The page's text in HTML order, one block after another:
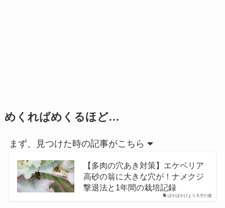
めくればめくるほど…
まず、見つけた時の記事がこちら
ぽかぽかびより天空の庭
【多肉の穴あき対策】エケベリア
高砂の翁に大きな穴が！ナメクジ
撃退法と1年間の栽培記録